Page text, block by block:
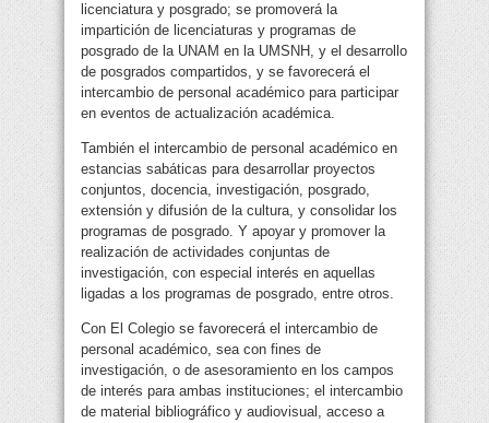
licenciatura y posgrado; se promoverá la
impartición de licenciaturas y programas de
posgrado de la UNAM en la UMSNH, y el desarrollo
de posgrados compartidos, y se favorecerá el
intercambio de personal académico para participar
en eventos de actualización académica.
También el intercambio de personal académico en
estancias sabáticas para desarrollar proyectos
conjuntos, docencia, investigación, posgrado,
extensión y difusión de la cultura, y consolidar los
programas de posgrado. Y apoyar y promover la
realización de actividades conjuntas de
investigación, con especial interés en aquellas
ligadas a los programas de posgrado, entre otros.
Con El Colegio se favorecerá el intercambio de
personal académico, sea con fines de
investigación, o de asesoramiento en los campos
de interés para ambas instituciones; el intercambio
de material bibliográfico y audiovisual, acceso a